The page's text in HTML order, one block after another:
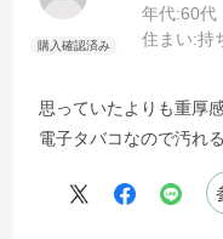
年代:60代
住まい:持
思っていたよりも重厚
電子タバコなので汚れ